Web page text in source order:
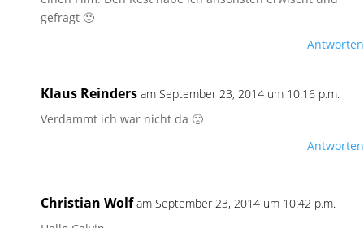
gefragt 🙂
Antworten
Klaus Reinders am September 23, 2014 um 10:16 p.m.
Verdammt ich war nicht da 🙁
Antworten
Christian Wolf am September 23, 2014 um 10:42 p.m.